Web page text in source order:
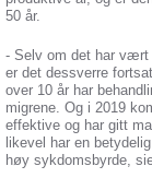
50 år.
- Selv om det har vært
er det dessverre
over 10 år har
migrene. Og i 2019
effektive og har gitt
likevel har en
høy sykdomsbyrde,